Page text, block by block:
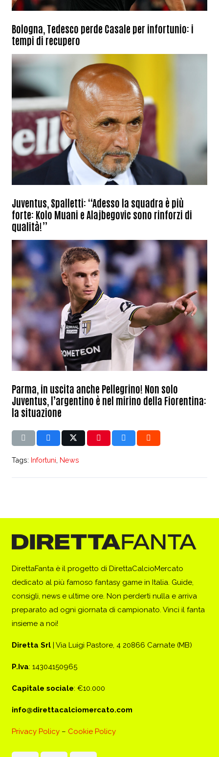
Bologna, Tedesco perde Casale per infortunio: i
tempi di recupero
Juventus, Spalletti: “Adesso la squadra è più
forte: Kolo Muani e Alajbegovic sono rinforzi di
qualità!”
Parma, in uscita anche Pellegrino! Non solo
Juventus, l’argentino è nel mirino della Fiorentina:
la situazione
Tags: Infortuni News
DirettaFanta è il progetto di DirettaCalcioMercato
dedicato al più famoso fantasy game in Italia. Guide,
consigli, news e ultime ore. Non perderti nulla e arriva
preparato ad ogni giornata di campionato. Vinci il fanta
insieme a noi!
Diretta Srl | Via Luigi Pastore, 4 20866 Carnate (MB)
P.Iva: 14304150965
Capitale sociale: €10.000
info@direttacalciomercato.com
Privacy Policy – Cookie Policy